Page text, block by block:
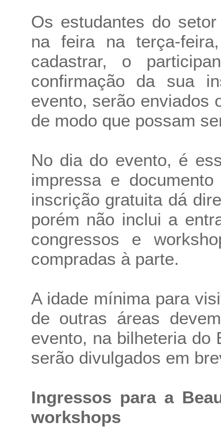
Os estudantes do
na feira na terça-
cadastrar, o
confirmação da sua
evento, serão enviados
de modo que possam
No dia do evento, é
impressa e
inscrição gratuita dá
porém não inclui a
congressos e
compradas à parte.
A idade mínima para
de outras áreas
evento, na bilheteria do
serão divulgados em
Ingressos para a
workshops